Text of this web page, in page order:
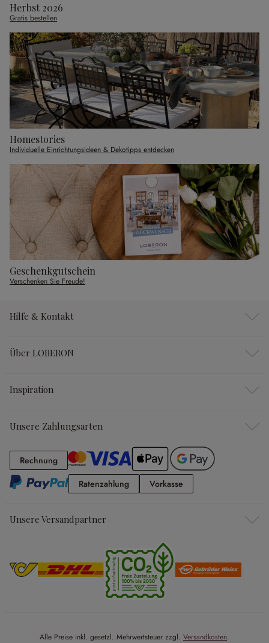
Herbst 2026
Gratis bestellen
Homestories
Individuelle Einrichtungsideen & Dekotipps entdecken
Geschenkgutschein
Verschenken Sie Freude!
Hilfe & Kontakt
Über LOBERON
Inspiration
Unsere Zahlungsarten
RechnungRechnung
RatenzahlungRatenzahlung
Vorkasse
Unsere Versandpartner
Alle Preise inkl. gesetzl. Mehrwertsteuer zzgl. Versandkosten.